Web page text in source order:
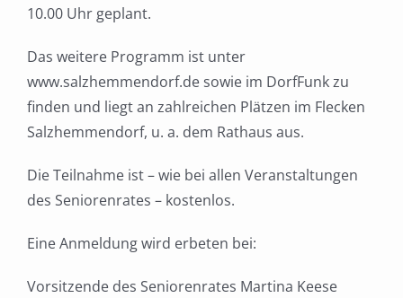
10.00 Uhr geplant.
Das weitere Programm ist unter
www.salzhemmendorf.de sowie im DorfFunk zu
finden und liegt an zahlreichen Plätzen im Flecken
Salzhemmendorf, u. a. dem Rathaus aus.
Die Teilnahme ist – wie bei allen Veranstaltungen
des Seniorenrates – kostenlos.
Eine Anmeldung wird erbeten bei:
Vorsitzende des Seniorenrates Martina Keese